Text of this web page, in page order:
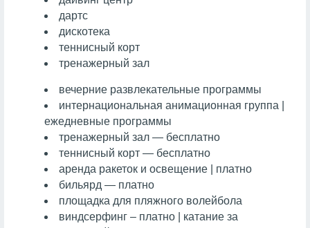
дартс
дискотека
теннисный корт
тренажерный зал
вечерние развлекательные программы
интернациональная анимационная группа |
ежедневные программы
тренажерный зал — бесплатно
теннисный корт — бесплатно
аренда ракеток и освещение | платно
бильярд — платно
площадка для пляжного волейбола
виндсерфинг – платно | катание за